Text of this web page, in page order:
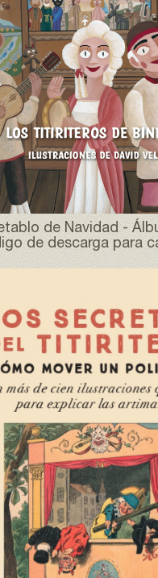
de Navidad -
de descarga para